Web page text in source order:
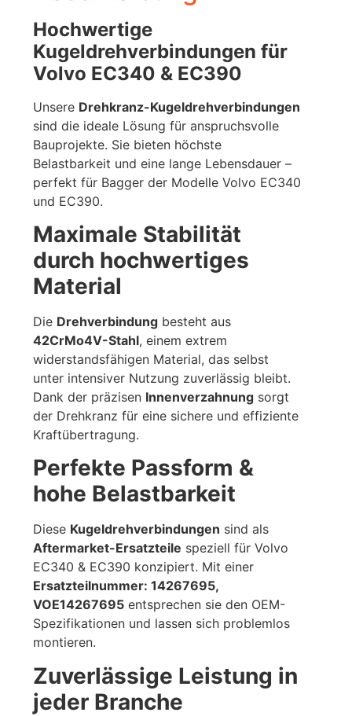
Hochwertige
Kugeldrehverbindungen für
Volvo EC340 & EC390
Unsere Drehkranz-Kugeldrehverbindungen
sind die ideale Lösung für anspruchsvolle
Bauprojekte. Sie bieten höchste
Belastbarkeit und eine lange Lebensdauer –
perfekt für Bagger der Modelle Volvo EC340
und EC390.
Maximale Stabilität
durch hochwertiges
Material
Die Drehverbindung besteht aus
42CrMo4V-Stahl, einem extrem
widerstandsfähigen Material, das selbst
unter intensiver Nutzung zuverlässig bleibt.
Dank der präzisen Innenverzahnung sorgt
der Drehkranz für eine sichere und effiziente
Kraftübertragung.
Perfekte Passform &
hohe Belastbarkeit
Diese Kugeldrehverbindungen sind als
Aftermarket-Ersatzteile speziell für Volvo
EC340 & EC390 konzipiert. Mit einer
Ersatzteilnummer: 14267695,
VOE14267695 entsprechen sie den OEM-
Spezifikationen und lassen sich problemlos
montieren.
Zuverlässige Leistung in
jeder Branche